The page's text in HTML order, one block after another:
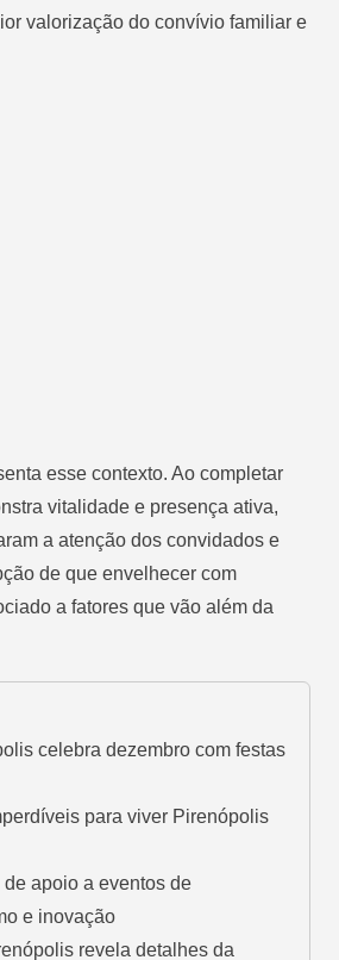
valorização do convívio familiar e
esse contexto. Ao completar
vitalidade e presença ativa,
a atenção dos convidados e
de que envelhecer com
a fatores que vão além da
celebra dezembro com festas
para viver Pirenópolis
apoio a eventos de
e inovação
revela detalhes da